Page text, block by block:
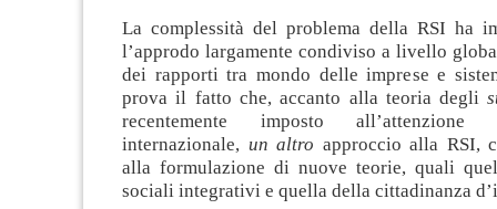
La complessità del problema della RSI ha
l’approdo largamente condiviso a livello
dei rapporti tra mondo delle imprese e
prova il fatto che, accanto alla teoria degli
recentemente imposto
internazionale, un altro approccio alla RSI,
alla formulazione di nuove teorie, quali
sociali integrativi e quella della cittadinanza